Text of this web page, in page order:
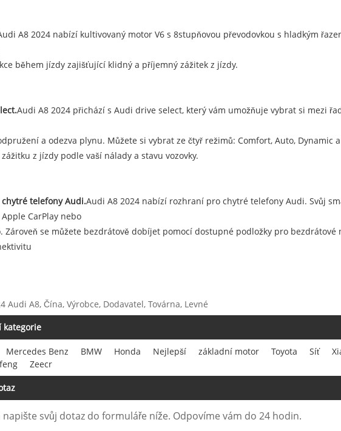
A8 2024 nabízí kultivovaný motor V6 s 8stupňovou převodovkou s hladkým
během jízdy zajišťující klidný a příjemný zážitek z jízdy.
Audi A8 2024 přichází s Audi drive select, který vám umožňuje vybrat si mezi
a odezva plynu. Můžete si vybrat ze čtyř režimů: Comfort, Auto, Dynamic
z jízdy podle vaší nálady a stavu vozovky.
telefony Audi.Audi A8 2024 nabízí rozhraní pro chytré telefony Audi. Svůj
CarPlay nebo
Zároveň se můžete bezdrátově dobíjet pomocí dostupné podložky pro
Audi A8, Čína, Výrobce, Dodavatel, Továrna, Levné
kategorie
Mercedes Benz BMW Honda Nejlepší základní motor Toyota Síť
Zeecr
napište svůj dotaz do formuláře níže. Odpovíme vám do 24 hodin.